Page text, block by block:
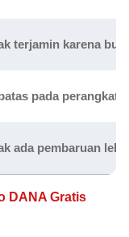
terjamin karena
pada perangkat
ada pembaruan
DANA Gratis